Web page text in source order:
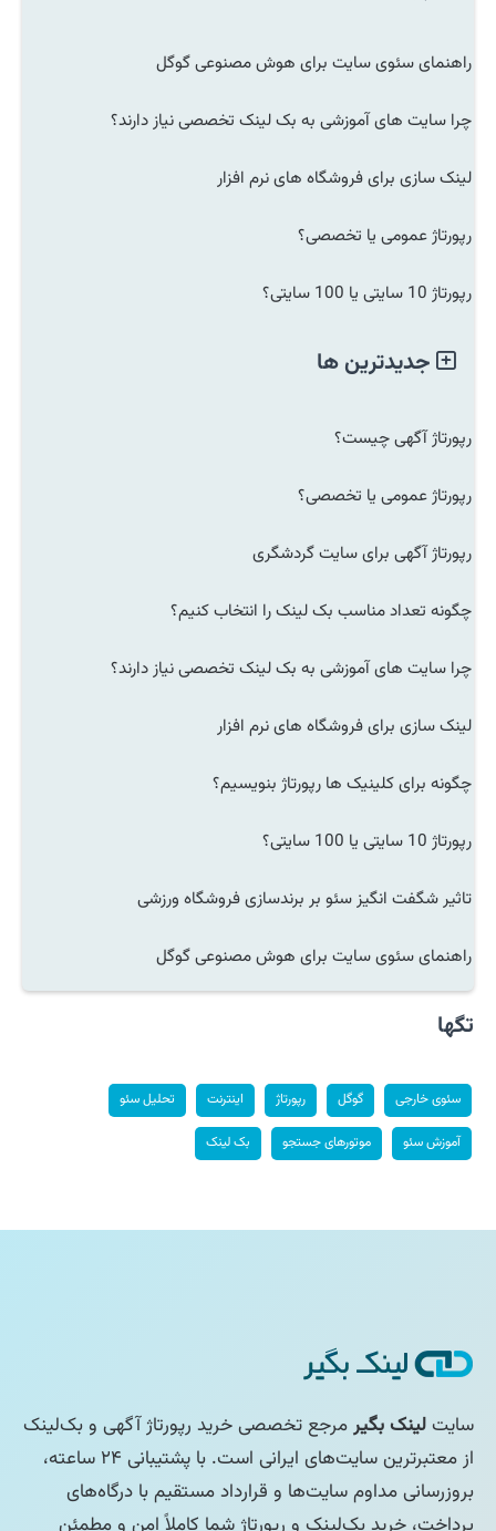
راهنمای سئوی سایت برای هوش مصنوعی گوگل
چرا سایت های آموزشی به بک لینک تخصصی نیاز دارند؟
لینک سازی برای فروشگاه های نرم افزار
رپورتاژ عمومی یا تخصصی؟
رپورتاژ 10 سایتی یا 100 سایتی؟
جدیدترین ها
رپورتاژ آگهی چیست؟
رپورتاژ عمومی یا تخصصی؟
رپورتاژ آگهی برای سایت گردشگری
چگونه تعداد مناسب بک لینک را انتخاب کنیم؟
چرا سایت های آموزشی به بک لینک تخصصی نیاز دارند؟
لینک سازی برای فروشگاه های نرم افزار
چگونه برای کلینیک ها رپورتاژ بنویسیم؟
رپورتاژ 10 سایتی یا 100 سایتی؟
تاثیر شگفت انگیز سئو بر برندسازی فروشگاه ورزشی
راهنمای سئوی سایت برای هوش مصنوعی گوگل
تگها
سئوی خارجی گوگل رپورتاژ اینترنت تحلیل سئو
آموزش سئو موتورهای جستجو بک لینک
سایتلینک بگیرمرجع تخصصی خرید رپورتاژ آگهی و بک‌لینک
از معتبرترین سایت‌های ایرانی است. با پشتیبانی ۲۴ ساعته،
بروزرسانی مداوم سایت‌ها و قرارداد مستقیم با درگاه‌های
پرداخت، خرید بک‌لینک و رپورتاژ شما کاملاً امن و مطمئن